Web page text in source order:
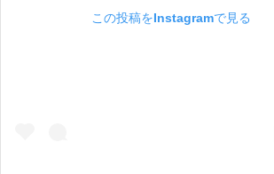
この投稿をInstagramで見る